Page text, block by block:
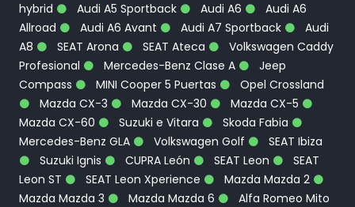
hybrid
Audi A5 Sportback Audi A6
Audi A6
Allroad
Audi A6 Avant Audi A7 Sportback
Audi
A8
SEAT Arona SEAT Ateca
Volkswagen Caddy
Profesional
Mercedes-Benz Clase A
Jeep
Compass
MINI Cooper 5 Puertas
Opel Crossland
Mazda CX-3
Mazda CX-30
Mazda CX-5
Mazda CX-60
Suzuki e Vitara
Skoda Fabia
Mercedes-Benz GLA
Volkswagen Golf
SEAT Ibiza
Suzuki Ignis
CUPRA León SEAT Leon
SEAT
Leon ST
SEAT Leon Xperience
Mazda Mazda 2
Mazda Mazda 3
Mazda Mazda 6
Alfa Romeo Mito